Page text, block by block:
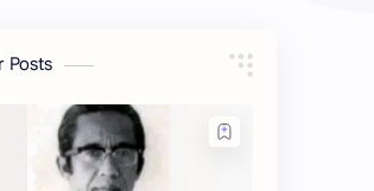
Posts